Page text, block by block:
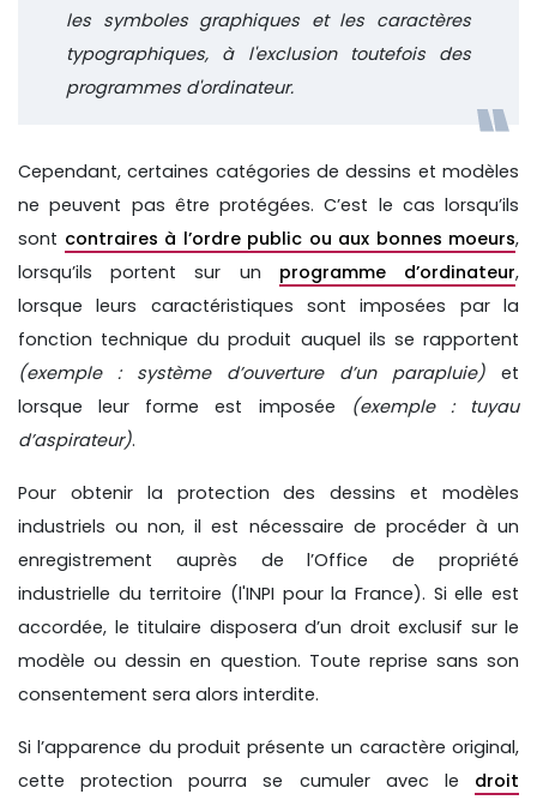
les symboles graphiques et les caractères
typographiques, à l'exclusion toutefois des
programmes d'ordinateur.
Cependant, certaines catégories de dessins et modèles
ne peuvent pas être protégées. C’est le cas lorsqu’ils
sont contraires à l’ordre public ou aux bonnes moeurs,
lorsqu’ils portent sur un programme d’ordinateur,
lorsque leurs caractéristiques sont imposées par la
fonction technique du produit auquel ils se rapportent
(exemple : système d’ouverture d’un parapluie) et
lorsque leur forme est imposée
(exemple : tuyau
d’aspirateur).
Pour obtenir la protection des dessins et modèles
industriels ou non, il est nécessaire de procéder à un
enregistrement auprès de l’Office de propriété
industrielle du territoire (l'INPI pour la France). Si elle est
accordée, le titulaire disposera d’un droit exclusif sur le
modèle ou dessin en question. Toute reprise sans son
consentement sera alors interdite.
Si l’apparence du produit présente un caractère original,
cette protection pourra se cumuler avec le droit